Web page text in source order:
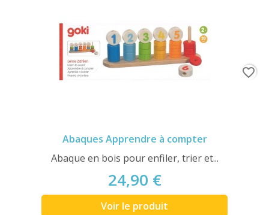
Abaques Apprendre à compter
Abaque en bois pour enfiler, trier et...
24,90 €
Voir le produit
favorite_border